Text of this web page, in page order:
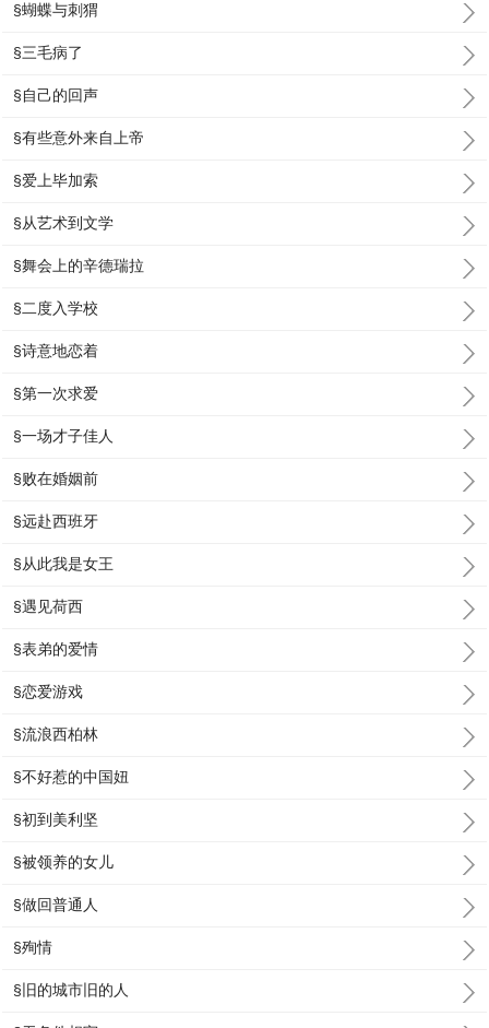
§蝴蝶与刺猬
§三毛病了
§自己的回声
§有些意外来自上帝
§爱上毕加索
§从艺术到文学
§舞会上的辛德瑞拉
§二度入学校
§诗意地恋着
§第一次求爱
§一场才子佳人
§败在婚姻前
§远赴西班牙
§从此我是女王
§遇见荷西
§表弟的爱情
§恋爱游戏
§流浪西柏林
§不好惹的中国妞
§初到美利坚
§被领养的女儿
§做回普通人
§殉情
§旧的城市旧的人